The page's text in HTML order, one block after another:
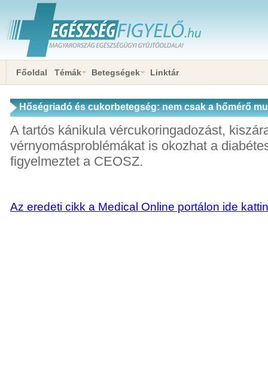
Főoldal Témák Betegségek Linktár
Hőségriadó és cukorbetegség: nem csak a hőmérő
A tartós kánikula vércukoringadozást,
vérnyomásproblémákat is okozhat a
figyelmeztet a CEOSZ.
Az eredeti cikk a Medical Online portálon ide